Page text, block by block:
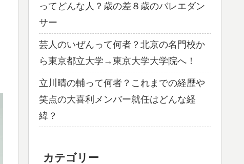
ってどんな人？歳の差８歳のバレエダン
サー
芸人のいぜんって何者？北京の名門校か
ら東京都立大学→東京大学大学院へ！
立川晴の輔って何者？これまでの経歴や
笑点の大喜利メンバー就任はどんな経
緯？
カテゴリー